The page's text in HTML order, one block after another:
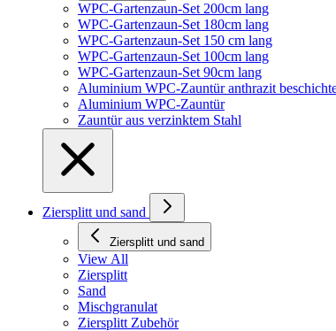
WPC-Gartenzaun-Set 200cm lang
WPC-Gartenzaun-Set 180cm lang
WPC-Gartenzaun-Set 150 cm lang
WPC-Gartenzaun-Set 100cm lang
WPC-Gartenzaun-Set 90cm lang
Aluminium WPC-Zauntür anthrazit
Aluminium WPC-Zauntür
Zauntür aus verzinktem Stahl
Ziersplitt und sand
Ziersplitt und sand
View All
Ziersplitt
Sand
Mischgranulat
Ziersplitt Zubehör